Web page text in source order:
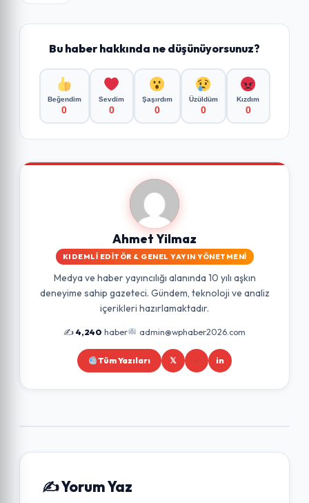
Bu haber hakkında ne düşünüyorsunuz?
Beğendim
0
Sevdim
0
Şaşırdım
0
Üzüldüm
0
Kızdım
0
Ahmet Yilmaz
KIDEMLI EDITÖR & GENEL YAYIN YÖNETMENI
Medya ve haber yayıncılığı alanında 10 yılı aşkın
deneyime sahip gazeteci. Gündem, teknoloji ve analiz
içerikleri hazırlamaktadır.
✍️4,240 haber admin@wphaber2026.com
Tüm Yazıları 𝕏 in
✍️ Yorum Yaz